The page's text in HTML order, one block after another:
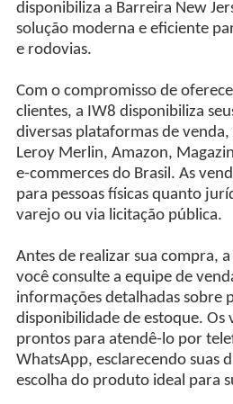
disponibiliza a Barreira New
solução moderna e eficiente
e rodovias.
Com o compromisso de
clientes, a IW8 disponibiliza
diversas plataformas de
Leroy Merlin, Amazon,
e-commerces do Brasil. As
para pessoas físicas quanto
varejo ou via licitação pública.
Antes de realizar sua compra,
você consulte a equipe de
informações detalhadas sobre
disponibilidade de estoque. Os
prontos para atendê-lo por
WhatsApp, esclarecendo suas
escolha do produto ideal para